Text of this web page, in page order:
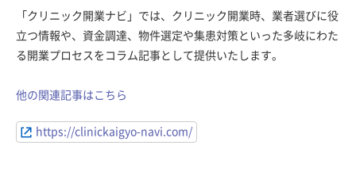
「クリニック開業ナビ」では、クリニック開業時、業者選びに役
立つ情報や、資金調達、物件選定や集患対策といった多岐にわた
る開業プロセスをコラム記事として提供いたします。
他の関連記事はこちら
https://clinickaigyo-navi.com/